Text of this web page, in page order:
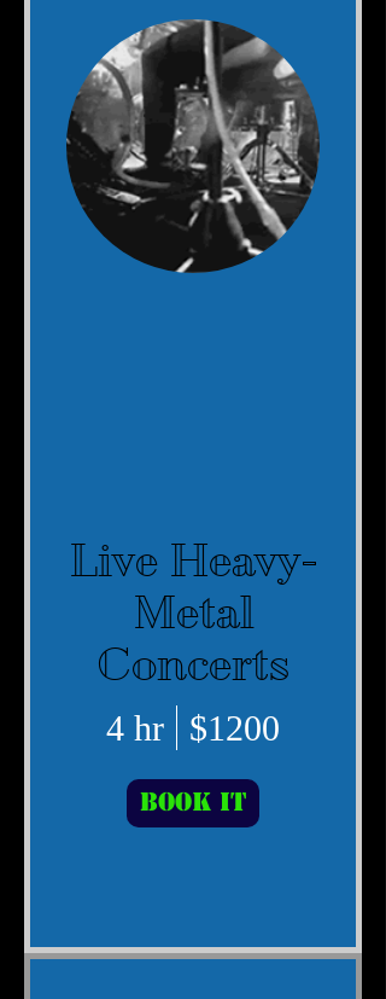
Live Heavy-
Metal
Concerts
4 hr $1200
Book It